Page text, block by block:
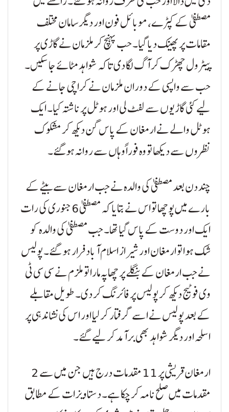
مصطفیٰ کے کپڑے، موبائل فون اور دیگر سامان مختلف
مقامات پر پھینک دیا گیا۔ حب پہنچ کر ملزمان نے گاڑی پر
پیٹرول چھڑک کر آگ لگا دی تاکہ شواہد مٹائے جا سکیں۔
حب سے واپسی کے دوران ملزمان نے کراچی جانے کے
لیے کئی گاڑیوں سے لفٹ لی اور ہوٹل پر ناشتہ کیا۔ ایک
ہوٹل والے نے ارمغان کے پاس گن دیکھ کر مشکوک
نظروں سے دیکھا تو وہ فوراً وہاں سے روانہ ہوگئے۔
چند دن بعد مصطفیٰ کی والدہ نے جب ارمغان سے بیٹے کے
بارے میں پوچھا تو اس نے بتایا کہ مصطفیٰ 6 جنوری کی رات
ایک اور دوست کے پاس گیا تھا۔ جب مصطفیٰ کی والدہ کو
شک ہوا تو ارمغان اور شیراز اسلام آباد فرار ہو گئے۔ پولیس
نے جب ارمغان کے بنگلے پر چھاپہ مارا تو ملزم نے سی سی ٹی
وی فوٹیج دیکھ کر پولیس پر فائرنگ کر دی۔ طویل مقابلے
کے بعد پولیس نے اسے گرفتار کر لیا اور اس کی نشاندہی پر
اسلحہ اور دیگر شواہد بھی برآمد کر لیے گئے۔
ارمغان قریشی پر 11 مقدمات درج ہیں جن میں سے 2
مقدمات میں صلح نامہ کر چکا ہے۔ دستاویزات کے مطابق